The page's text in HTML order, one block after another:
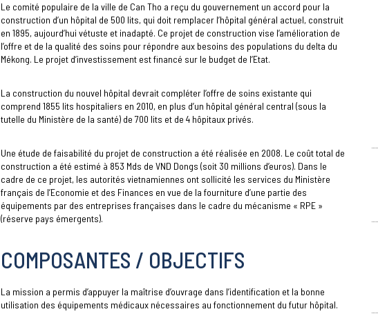
Le comité populaire de la ville de Can Tho a reçu du gouvernement un accord pour la
construction d’un hôpital de 500 lits, qui doit remplacer l’hôpital général actuel, construit
en 1895, aujourd’hui vétuste et inadapté. Ce projet de construction vise l’amélioration de
l’offre et de la qualité des soins pour répondre aux besoins des populations du delta du
Mékong. Le projet d’investissement est financé sur le budget de l’Etat.
La construction du nouvel hôpital devrait compléter l’offre de soins existante qui
comprend 1855 lits hospitaliers en 2010, en plus d’un hôpital général central (sous la
tutelle du Ministère de la santé) de 700 lits et de 4 hôpitaux privés.
Une étude de faisabilité du projet de construction a été réalisée en 2008. Le coût total de
construction a été estimé à 853 Mds de VND Dongs (soit 30 millions d’euros). Dans le
cadre de ce projet, les autorités vietnamiennes ont sollicité les services du Ministère
français de l’Economie et des Finances en vue de la fourniture d’une partie des
équipements par des entreprises françaises dans le cadre du mécanisme « RPE »
(réserve pays émergents).
COMPOSANTES / OBJECTIFS
La mission a permis d’appuyer la maîtrise d’ouvrage dans l’identification et la bonne
utilisation des équipements médicaux nécessaires au fonctionnement du futur hôpital.